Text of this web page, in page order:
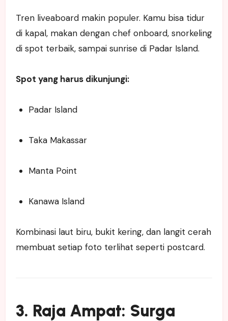
Tren liveaboard makin populer. Kamu bisa tidur
di kapal, makan dengan chef onboard, snorkeling
di spot terbaik, sampai sunrise di Padar Island.
Spot yang harus dikunjungi:
Padar Island
Taka Makassar
Manta Point
Kanawa Island
Kombinasi laut biru, bukit kering, dan langit cerah
membuat setiap foto terlihat seperti postcard.
3. Raja Ampat: Surga